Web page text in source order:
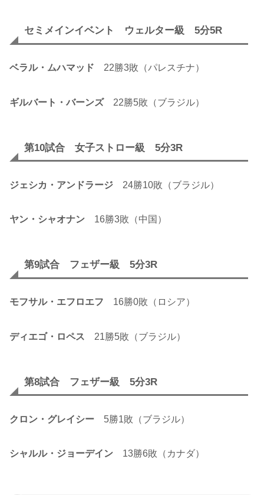
セミメインイベント ウェルター級 5分5R
ベラル・ムハマッド 22勝3敗（パレスチナ）
ギルバート・バーンズ22勝5敗（ブラジル）
第10試合 女子ストロー級 5分3R
ジェシカ・アンドラージ 24勝10敗（ブラジル）
ヤン・シャオナン 16勝3敗（中国）
第9試合 フェザー級 5分3R
モフサル・エフロエフ 16勝0敗（ロシア）
ディエゴ・ロペス 21勝5敗（ブラジル）
第8試合 フェザー級 5分3R
クロン・グレイシー 5勝1敗（ブラジル）
シャルル・ジョーデイン 13勝6敗（カナダ）